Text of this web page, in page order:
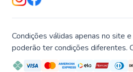
Condições válidas apenas no site
poderão ter condições diferentes.